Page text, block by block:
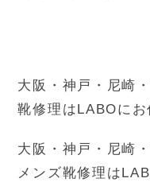
大阪・神戸・尼崎
靴修理はLABOにお
大阪・神戸・尼崎
メンズ靴修理は